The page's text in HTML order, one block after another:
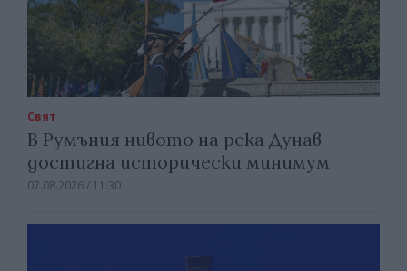
Свят
В Румъния нивото на река Дунав
достигна исторически минимум
07.08.2026 / 11:30